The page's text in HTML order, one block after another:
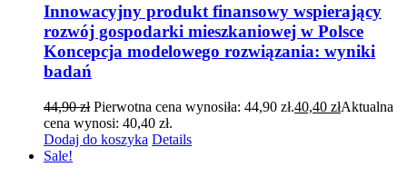
Innowacyjny produkt finansowy wspierający
rozwój gospodarki mieszkaniowej w Polsce
Koncepcja modelowego rozwiązania: wyniki
badań
44,90zł Pierwotna cena wynosiła: 44,90 zł.40,40 złAktualna
cena wynosi: 40,40 zł.
Dodaj do koszyka Details
Sale!